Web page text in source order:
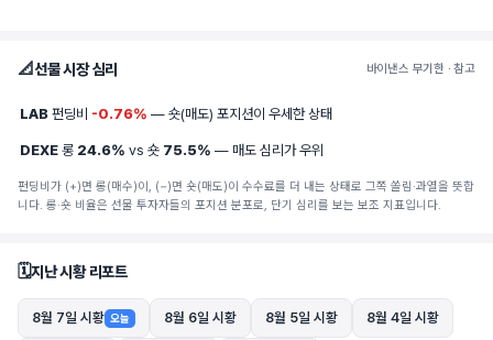
📐선물 시장 심리 바이낸스 무기한 · 참고
LAB 펀딩비 -0.76% — 숏(매도) 포지션이 우세한 상태
DEXE 롱 24.6% vs 숏 75.5% — 매도 심리가 우위
펀딩비가 (+)면 롱(매수)이, (−)면 숏(매도)이 수수료를 더 내는 상태로 그쪽 쏠림·과열을 뜻합
니다. 롱·숏 비율은 선물 투자자들의 포지션 분포로, 단기 심리를 보는 보조 지표입니다.
🗓️지난 시황 리포트
8월 7일 시황 오늘 8월 6일 시황 8월 5일 시황 8월 4일 시황